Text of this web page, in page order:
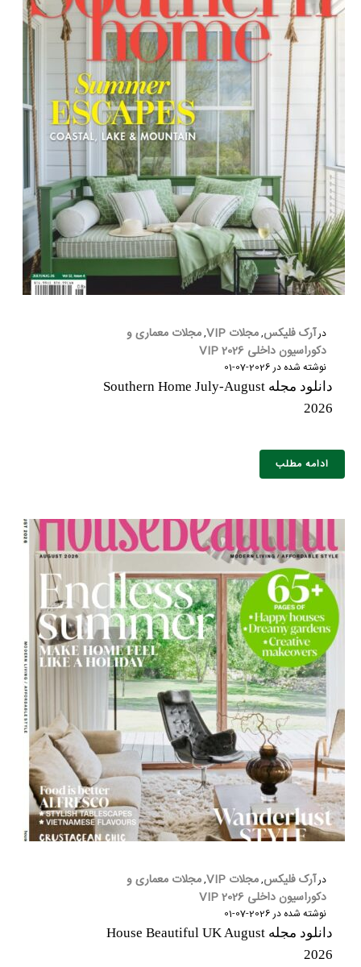
درآرک فلیکس,مجلات VIP ,مجلات معماری و
دکوراسیون داخلی 2026 VIP
نوشته شده در2026-07-01
دانلود مجله Southern Home July-August
2026
ادامه مطلب
درآرک فلیکس,مجلات VIP ,مجلات معماری و
دکوراسیون داخلی 2026 VIP
نوشته شده در2026-07-01
دانلود مجله House Beautiful UK August
2026